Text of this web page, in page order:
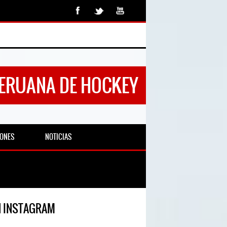
DE HOCKEY
NOTICIAS
INSTAGRAM